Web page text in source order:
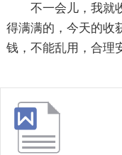
不一会儿，我就
得满满的，今天的收
钱，不能乱用，合理